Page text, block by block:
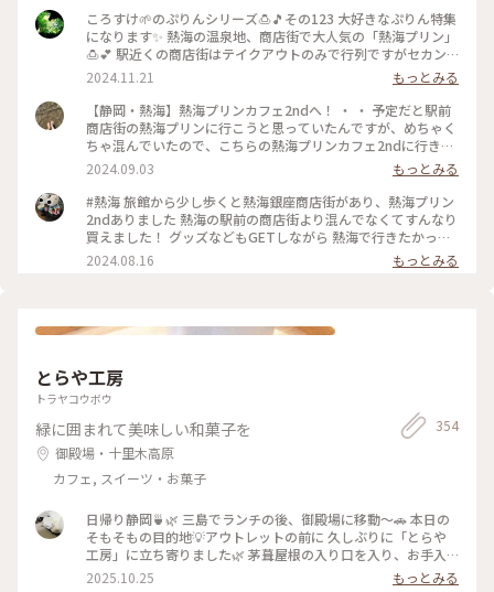
ころすけ🌱のぷりんシリーズ🍮🎵その123 大好きなぷりん特集
になります✨ 熱海の温泉地、商店街で大人気の「熱海プリン」
🍮💕 駅近くの商店街はテイクアウトのみで行列ですがセカン
ドカフェは空いていてイートインできます✨桶がテーブル代わ
りでトレードマークのカバのクッキー飾り付け🤍カバが生クリ
ームに埋もれぎみです🤭笑w それにしてもどうしてカバなの
でしょう😂 #熱海プリン #めちゃ人気 #まだバズり中 #カバ #
温泉地 #セカンド空いてておすすめ #旅先のぷりん最高すぎる
2024.11.21
もっとみる
【静岡・熱海】熱海プリンカフェ2ndへ！ ・ ・ 予定だと駅前
商店街の熱海プリンに行こうと思っていたんですが、めちゃく
ちゃ混んでいたので、こちらの熱海プリンカフェ2ndに行きま
した🍮 ・ まず店内が可愛い🩷雑貨が売っていたり、狭いです
がイートインスペースもあって、壁のイラストがカバや温泉イ
メージで可愛かったです。 ・ 念願の熱海プリンはテイクアウ
トで注文して、店内ではプリンソフトをいただきました。 ソフ
トクリーム部分に乗ってるキャラメルかな？食感があってよか
ったです。下の部分がプリンになっていて、甘くてとっても美
味しかったです😋 ・ ・ #熱海プリン #熱海プリンカフェ #熱海
2024.09.03
もっとみる
#熱海 旅館から少し歩くと熱海銀座商店街があり、熱海プリン
2ndありました 熱海の駅前の商店街より混んでなくてすんなり
買えました！ グッズなどもGETしながら 熱海で行きたかった
美術館、熱海プリン しかし熱海も相当暑いです
2024.08.16 もっとみる
とらや工房
トラヤコウボウ
緑に囲まれて美味しい和菓子を
御殿場・十里木高原
カフェ, スイーツ・お菓子
354
日帰り静岡🍵🌿 三島でランチの後、御殿場に移動〜🚗 本日の
そもそもの目的地💡アウトレットの前に 久しぶりに「とらや
工房」に立ち寄りました🌿 茅葺屋根の入り口を入り、お手入
れされた 林の中を抜けたら…🌲🌳🌲🌳 変わらぬ佇まいの工房
2025.10.25
もっとみる